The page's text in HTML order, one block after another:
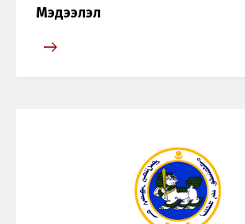
Мэдээлэл